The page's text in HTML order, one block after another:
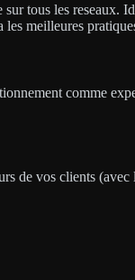
tous les reseaux.
les meilleures
comme
de vos clients (avec